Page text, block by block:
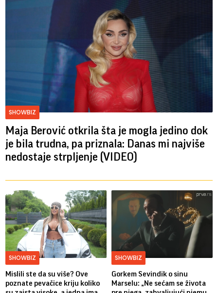
SHOWBIZ
Maja Berović otkrila šta je mogla jedino dok
je bila trudna, pa priznala: Danas mi najviše
nedostaje strpljenje (VIDEO)
SHOWBIZ
Mislili ste da su više? Ove
poznate pevačice kriju koliko
SHOWBIZ
Gorkem Sevindik o sinu
Marselu: „Ne sećam se života